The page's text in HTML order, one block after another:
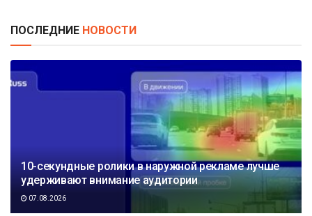
ПОСЛЕДНИЕ НОВОСТИ
10-секундные ролики в наружной рекламе лучше
удерживают внимание аудитории
07.08.2026